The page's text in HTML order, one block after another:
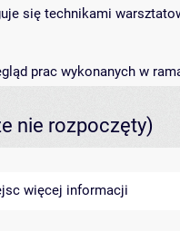
się technikami
prac wykonanych w
nie rozpoczęty)
więcej informacji